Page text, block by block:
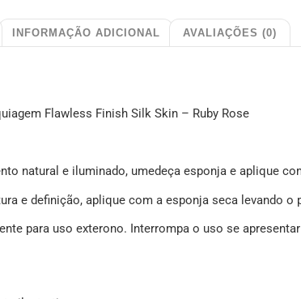
INFORMAÇÃO ADICIONAL AVALIAÇÕES (0)
Flawless Finish Silk Skin – Ruby Rose
natural e iluminado, umedeça esponja e aplique
e definição, aplique com a esponja seca levando
para uso exterono. Interrompa o uso se